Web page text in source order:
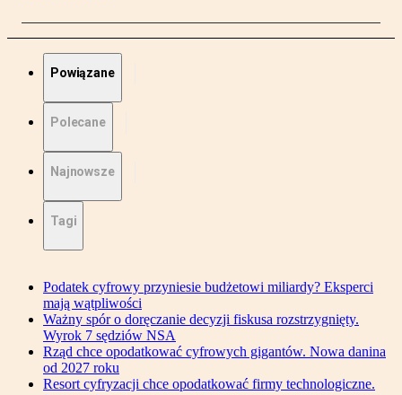
Powiązane
Polecane
Najnowsze
Tagi
Podatek cyfrowy przyniesie budżetowi miliardy? Eksperci
mają wątpliwości
Ważny spór o doręczanie decyzji fiskusa rozstrzygnięty.
Wyrok 7 sędziów NSA
Rząd chce opodatkować cyfrowych gigantów. Nowa danina
od 2027 roku
Resort cyfryzacji chce opodatkować firmy technologiczne.